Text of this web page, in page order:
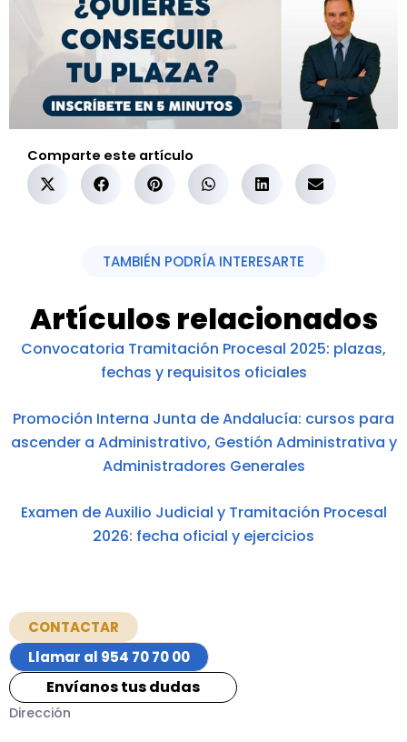
Comparte este artículo
TAMBIÉN PODRÍA INTERESARTE
Artículos relacionados
Convocatoria Tramitación Procesal 2025: plazas,
fechas y requisitos oficiales
Promoción Interna Junta de Andalucía: cursos para
ascender a Administrativo, Gestión Administrativa y
Administradores Generales
Examen de Auxilio Judicial y Tramitación Procesal
2026: fecha oficial y ejercicios
CONTACTAR
Llamar al 954 70 70 00
Envíanos tus dudas
Dirección